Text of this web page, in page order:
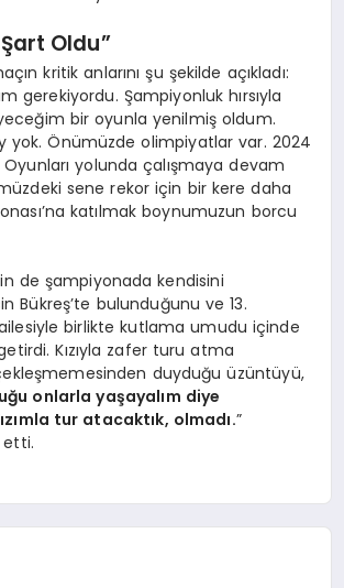
Oldu”
kritik anlarını şu şekilde açıkladı:
gerekiyordu. Şampiyonluk hırsıyla
bir oyunla yenilmiş oldum.
yok. Önümüzde olimpiyatlar var. 2024
yolunda çalışmaya devam
sene rekor için bir kere daha
katılmak boynumuzun borcu
de şampiyonada kendisini
Bükreş’te bulunduğunu ve 13.
birlikte kutlama umudu içinde
Kızıyla zafer turu atma
duyduğu üzüntüyü,
onlarla yaşayalım diye
tur atacaktık, olmadı.”
etti.